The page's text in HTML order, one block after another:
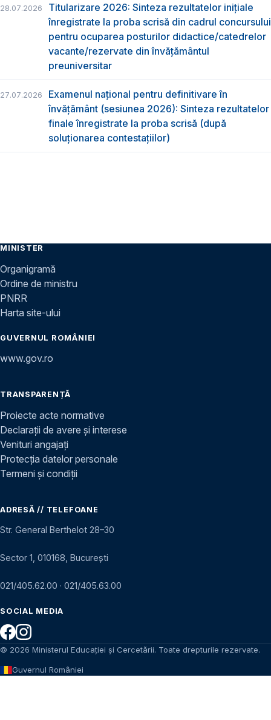
28.07.2026
Titularizare 2026: Sinteza rezultatelor inițiale
înregistrate la proba scrisă din cadrul concursului
pentru ocuparea posturilor didactice/catedrelor
vacante/rezervate din învăţământul
preuniversitar
27.07.2026
Examenul național pentru definitivare în
învățământ (sesiunea 2026): Sinteza rezultatelor
finale înregistrate la proba scrisă (după
soluționarea contestațiilor)
MINISTER
Organigramă
Ordine de ministru
PNRR
Harta site-ului
GUVERNUL ROMÂNIEI
www.gov.ro
TRANSPARENȚĂ
Proiecte acte normative
Declarații de avere și interese
Venituri angajați
Protecția datelor personale
Termeni și condiții
ADRESĂ // TELEFOANE
Str. General Berthelot 28–30
Sector 1, 010168, București
021/405.62.00 · 021/405.63.00
SOCIAL MEDIA
© 2026 Ministerul Educației și Cercetării. Toate drepturile rezervate.
Guvernul României